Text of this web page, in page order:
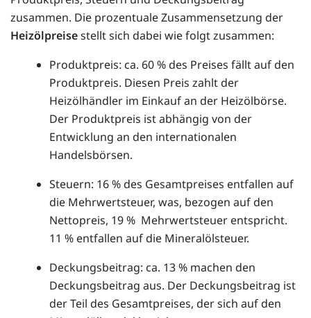
zusammen. Die prozentuale Zusammensetzung der
Heizölpreisestellt sich dabei wie folgt zusammen:
Produktpreis: ca. 60 % des Preises fällt auf den
Produktpreis. Diesen Preis zahlt der
Heizölhändler im Einkauf an der Heizölbörse.
Der Produktpreis ist abhängig von der
Entwicklung an den internationalen
Handelsbörsen.
Steuern: 16 % des Gesamtpreises entfallen auf
die Mehrwertsteuer, was, bezogen auf den
Nettopreis, 19 % Mehrwertsteuer entspricht.
11 % entfallen auf die Mineralölsteuer.
Deckungsbeitrag: ca. 13 % machen den
Deckungsbeitrag aus. Der Deckungsbeitrag ist
der Teil des Gesamtpreises, der sich auf den